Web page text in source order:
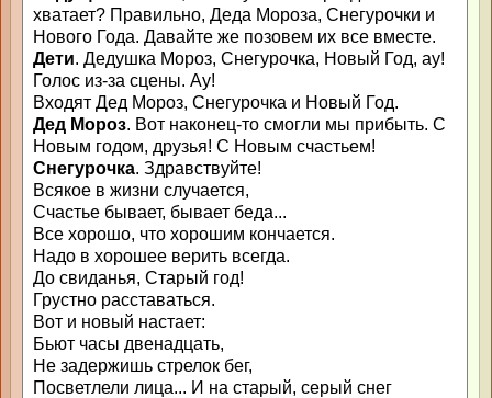
хватает? Правильно, Деда Мороза, Снегурочки и
Нового Года. Давайте же позовем их все вместе.
Дети. Дедушка Мороз, Снегурочка, Новый Год, ау!
Голос из-за сцены. Ау!
Входят Дед Мороз, Снегурочка и Новый Год.
Дед Мороз. Вот наконец-то смогли мы прибыть. С
Новым годом, друзья! С Новым счастьем!
Снегурочка. Здравствуйте!
Всякое в жизни случается,
Счастье бывает, бывает беда...
Все хорошо, что хорошим кончается.
Надо в хорошее верить всегда.
До свиданья, Старый год!
Грустно расставаться.
Вот и новый настает:
Бьют часы двенадцать,
Не задержишь стрелок бег,
Посветлели лица... И на старый, серый снег